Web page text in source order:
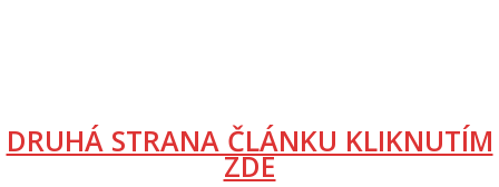
DRUHÁ STRANA ČLÁNKU KLIKNUTÍM
ZDE